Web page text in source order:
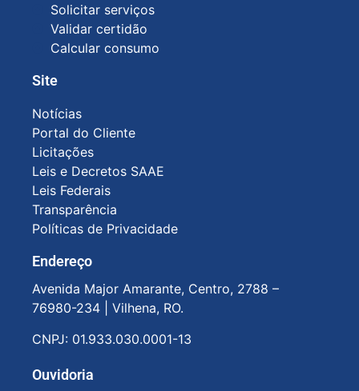
Solicitar serviços
Validar certidão
Calcular consumo
Site
Notícias
Portal do Cliente
Licitações
Leis e Decretos SAAE
Leis Federais
Transparência
Políticas de Privacidade
Endereço
Avenida Major Amarante, Centro, 2788 –
76980-234 | Vilhena, RO.
CNPJ: 01.933.030.0001-13
Ouvidoria